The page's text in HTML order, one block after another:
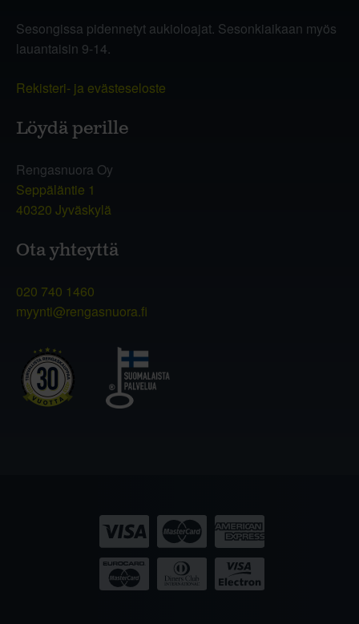
Sesongissa pidennetyt aukioloajat. Sesonkiaikaan myös
lauantaisin 9-14.
Rekisteri- ja evästeseloste
Löydä perille
Rengasnuora Oy
Seppäläntie 1
40320 Jyväskylä
Ota yhteyttä
020 740 1460
myynti@rengasnuora.fi